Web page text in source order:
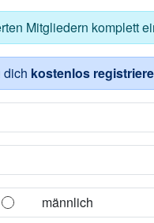
Mitgliedern komplett
dich kostenlos
männlich